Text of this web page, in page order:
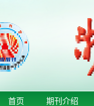
首页 期刊介绍